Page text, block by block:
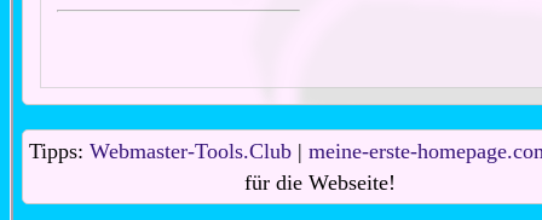
Tipps:Webmaster-Tools.Club |meine-erste-
für die Webseite!